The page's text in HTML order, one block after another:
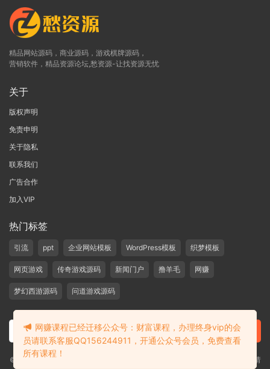
精品网站源码，商业源码，游戏棋牌源码，
营销软件，精品资源论坛,愁资源-让找资源无忧
关于
版权声明
免责申明
关于隐私
联系我们
广告合作
加入VIP
热门标签
引流 ppt 企业网站模板 WordPress模板 织梦模板
网页游戏 传奇游戏源码 新闻门户 撸羊毛 网赚
梦幻西游源码 问道游戏源码
©2019-2020 愁资源 站内大部分资源收集于网络，若侵犯了您的合法权益，请
网赚课程已经迁移公众号：财富课程，办理终身vip的会
员请联系客服QQ156244911，开通公众号会员，免费查看
所有课程！